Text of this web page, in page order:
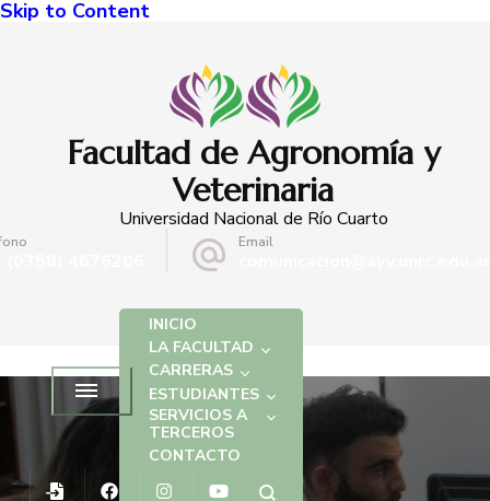
Skip to Content
Facultad de Agronomía y
Veterinaria
Universidad Nacional de Río Cuarto
Email
INICIO
LA FACULTAD
CARRERAS
ESTUDIANTES
SERVICIOS A
TERCEROS
CONTACTO
NOTICIAS